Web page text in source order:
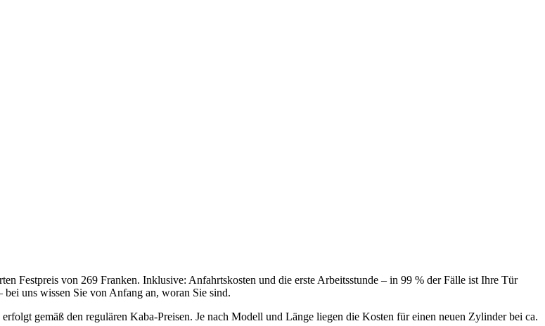
Festpreis von 269 Franken. Inklusive: Anfahrtskosten und die erste Arbeitsstunde – in 99 % der Fälle ist Ihre Tür
uns wissen Sie von Anfang an, woran Sie sind.
gemäß den regulären Kaba-Preisen. Je nach Modell und Länge liegen die Kosten für einen neuen Zylinder bei ca.